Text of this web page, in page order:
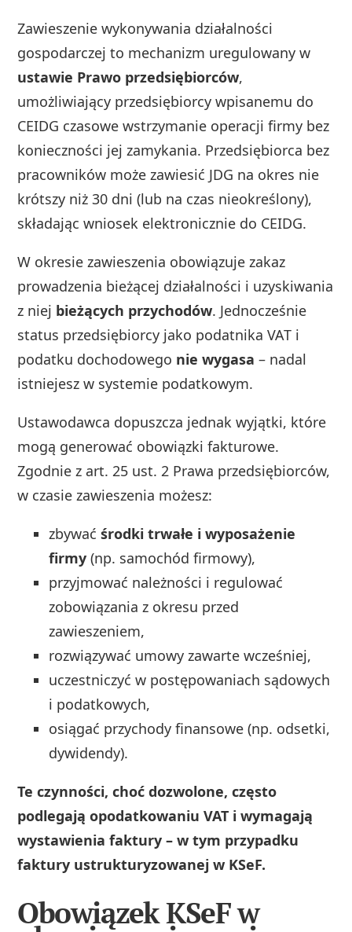
Zawieszenie wykonywania działalności
gospodarczej to mechanizm uregulowany w
ustawie Prawo przedsiębiorców,
umożliwiający przedsiębiorcy wpisanemu do
CEIDG czasowe wstrzymanie operacji firmy bez
konieczności jej zamykania. Przedsiębiorca bez
pracowników może zawiesić JDG na okres nie
krótszy niż 30 dni (lub na czas nieokreślony),
składając wniosek elektronicznie do CEIDG.
W okresie zawieszenia obowiązuje zakaz
prowadzenia bieżącej działalności i uzyskiwania
z niej bieżących przychodów. Jednocześnie
status przedsiębiorcy jako podatnika VAT i
podatku dochodowego nie wygasa – nadal
istniejesz w systemie podatkowym.
Ustawodawca dopuszcza jednak wyjątki, które
mogą generować obowiązki fakturowe.
Zgodnie z art. 25 ust. 2 Prawa przedsiębiorców,
w czasie zawieszenia możesz:
zbywaćśrodki trwałe i wyposażenie
firmy (np. samochód firmowy),
przyjmować należności i regulować
zobowiązania z okresu przed
zawieszeniem,
rozwiązywać umowy zawarte wcześniej,
uczestniczyć w postępowaniach sądowych
i podatkowych,
osiągać przychody finansowe (np. odsetki,
dywidendy).
Te czynności, choć dozwolone, często
podlegają opodatkowaniu VAT i wymagają
wystawienia faktury – w tym przypadku
faktury ustrukturyzowanej w KSeF.
Obowiązek KSeF w